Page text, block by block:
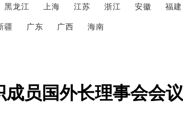
黑龙江 上海 江苏 浙江 安徽 福建
疆 广东 广西 海南
员国外长理事会会议